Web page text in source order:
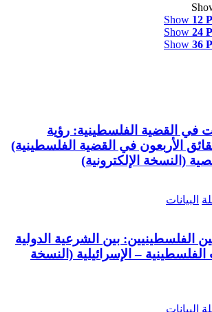
Show 12
Show 24
Show 36
في القضية الفلسطينية: رؤية
الأربعون في القضية الفلسطينية)
(النسخة الإلكترونية)
البيانات
الفلسطينيين: بين الشرعية الدولية
– الإسرائيلية (النسخة
البيانات